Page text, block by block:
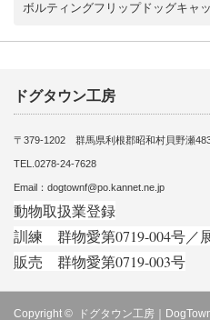
ボルティングフリップドッグキャ
ドグタウン工房
〒379-1202 群馬県利根郡昭和村貝野瀬
TEL.0278-24-7628
Email：dogtownf@po.kannet.ne.jp
動物取扱業登録
訓練 群物愛第0719-004号／
販売 群物愛第0719-003号
Copyright © ドグタウン工房｜